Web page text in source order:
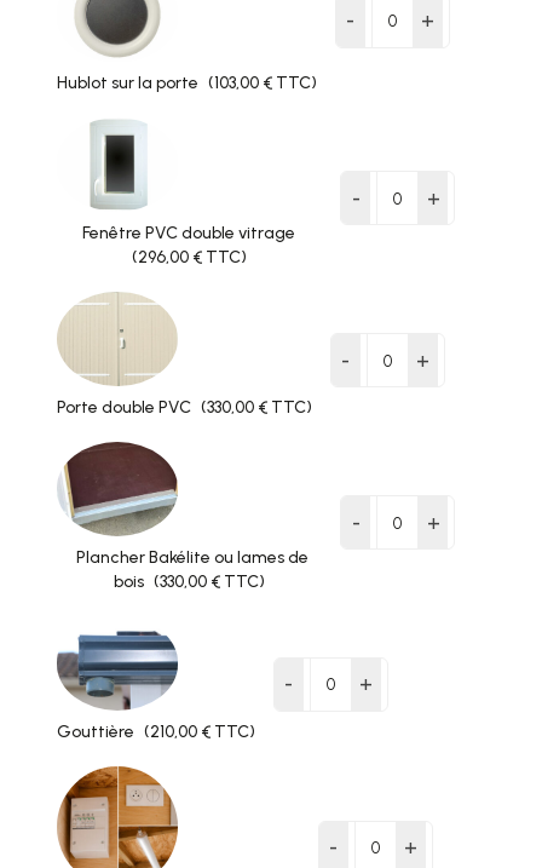
Hublot sur la porte (103,00 € TTC)
- +
Fenêtre PVC double vitrage
(296,00 € TTC)
- +
Porte double PVC (330,00 € TTC)
- +
Plancher Bakélite ou lames de
bois (330,00 € TTC)
- +
Gouttière (210,00 € TTC)
- +
- +